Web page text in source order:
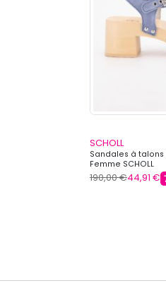
SCHOLL
Sandales à
Femme SCHOLL
190,00 €44,91 €